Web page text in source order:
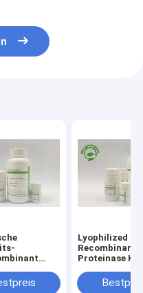
MgP für
Lyophilized
Recombinant
Proteinase K